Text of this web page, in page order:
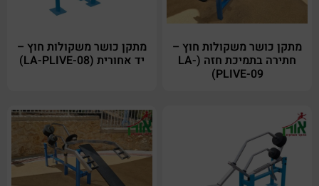
מתקן כושר משקולות חוץ –
חתירה בתמיכת חזה (LA-
PLIVE-09)
מתקן כושר משקולות חוץ –
יד אחורית (LA-PLIVE-08)